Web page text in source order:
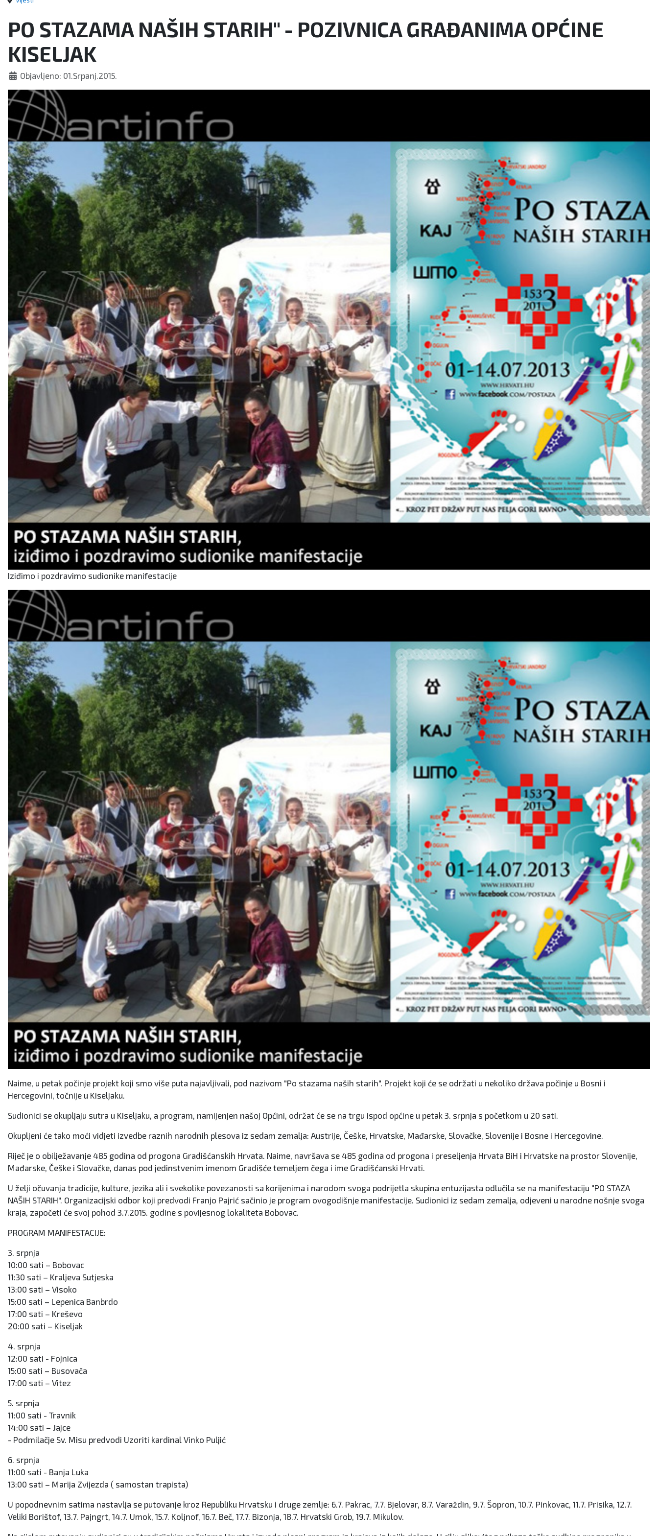
PO STAZAMA NAŠIH STARIH" - POZIVNICA GRAĐANIMA OPĆINE
KISELJAK
Objavljeno: 01.Srpanj.2015.
Iziđimo i pozdravimo sudionike manifestacije
Naime, u petak počinje projekt koji smo više puta najavljivali, pod nazivom "Po stazama naših starih". Projekt koji će se održati u nekoliko država počinje u Bosni i
Hercegovini, točnije u Kiseljaku.
Sudionici se okupljaju sutra u Kiseljaku, a program, namijenjen našoj Općini, održat će se na trgu ispod općine u petak 3. srpnja s početkom u 20 sati.
Okupljeni će tako moći vidjeti izvedbe raznih narodnih plesova iz sedam zemalja: Austrije, Češke, Hrvatske, Mađarske, Slovačke, Slovenije i Bosne i Hercegovine.
Riječ je o obilježavanje 485 godina od progona Gradišćanskih Hrvata. Naime, navršava se 485 godina od progona i preseljenja Hrvata BiH i Hrvatske na prostor Slovenije,
Mađarske, Češke i Slovačke, danas pod jedinstvenim imenom Gradišće temeljem čega i ime Gradišćanski Hrvati.
U želji očuvanja tradicije, kulture, jezika ali i svekolike povezanosti sa korijenima i narodom svoga podrijetla skupina entuzijasta odlučila se na manifestaciju "PO STAZA
NAŠIH STARIH". Organizacijski odbor koji predvodi Franjo Pajrić sačinio je program ovogodišnje manifestacije. Sudionici iz sedam zemalja, odjeveni u narodne nošnje svoga
kraja, započeti će svoj pohod 3.7.2015. godine s povijesnog lokaliteta Bobovac.
PROGRAM MANIFESTACIJE:
3. srpnja
10:00 sati – Bobovac
11:30 sati – Kraljeva Sutjeska
13:00 sati – Visoko
15:00 sati – Lepenica Banbrdo
17:00 sati – Kreševo
20:00 sati – Kiseljak
4. srpnja
12:00 sati - Fojnica
15:00 sati – Busovača
17:00 sati – Vitez
5. srpnja
11:00 sati - Travnik
14:00 sati – Jajce
- Podmilačje Sv. Misu predvodi Uzoriti kardinal Vinko Puljić
6. srpnja
11:00 sati - Banja Luka
13:00 sati – Marija Zvijezda ( samostan trapista)
U popodnevnim satima nastavlja se putovanje kroz Republiku Hrvatsku i druge zemlje: 6.7. Pakrac, 7.7. Bjelovar, 8.7. Varaždin, 9.7. Šopron, 10.7. Pinkovac, 11.7. Prisika, 12.7.
Veliki Borištof, 13.7. Pajngrt, 14.7. Umok, 15.7. Koljnof, 16.7. Beč, 17.7. Bizonja, 18.7. Hrvatski Grob, 19.7. Mikulov.